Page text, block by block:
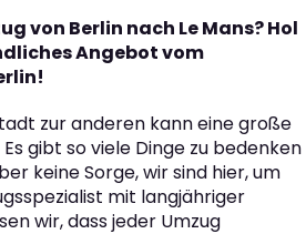
von Berlin nach Le Mans? Hol
Angebot vom
zur anderen kann eine große
gibt so viele Dinge zu bedenken
keine Sorge, wir sind hier, um
mit langjähriger
wir, dass jeder Umzug